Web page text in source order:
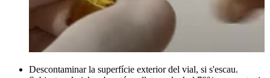
Descontaminar la superfície exterior del vial, si s'escau.